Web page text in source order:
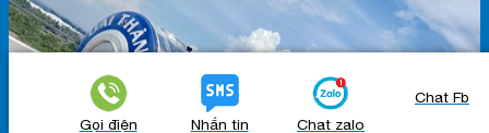
Gọi điện Nhắn tin Chat zalo
Chat Fb